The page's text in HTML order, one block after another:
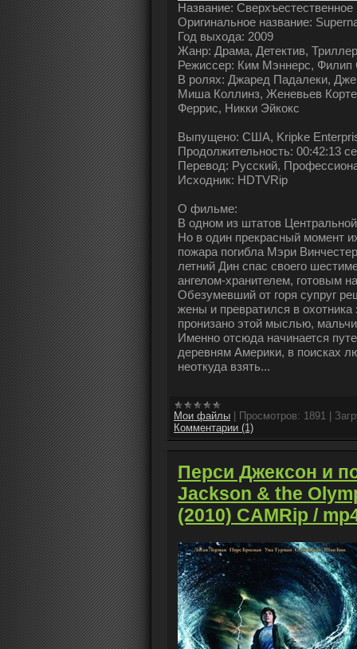
Название: Сверхъестественное
Оригинальное название:
Год выхода: 2009
Жанр: Драма, Детектив,
Режиссер: Ким Мэннерс, Филип
В ролях: Джаред Падалеки,
Миша Коллинз, Женевьев
Феррис, Никки Эйкокс
Выпущено: США, Kripke
Продолжительность: 00:42:13
Перевод: Русский,
Исходник: HDTVRip
О фильме:
В одном из штатов
Но в один прекрасный момент
пожара погибла Мэри
летний Дин спас своего
ангелом-хранителем, готовым
Обезумевший от горя супруг
жены и превратился в
пронизано этой мыслью,
Именно отсюда начинается
деревням Америки, в поисках
неоткуда взять...
Мои файлы Просмотров: 1891
Комментарии (1)
Перси Джексон и
Jackson & the
(2010) CAMRip /